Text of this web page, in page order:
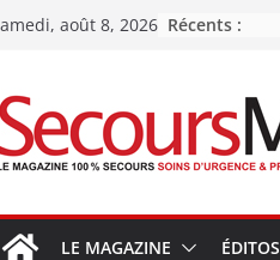
août 8, 2026 Récents :
LE MAGAZINE ÉDITOS